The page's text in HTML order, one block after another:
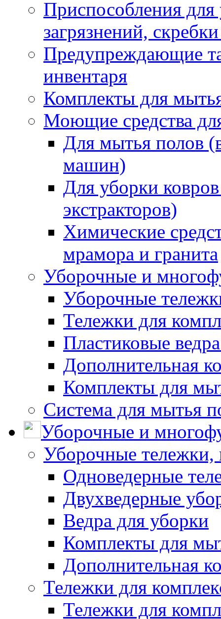
Приспособления
загрязнений,
Предупреждающие
инвентаря
Комплекты для
Моющие средства
Для мытья полов
машин)
Для уборки
экстракторов)
Химические
мрамора и гранита
Уборочные и
Уборочные
Тележки для
Пластиковые
Дополнительная
Комплекты для
Система для мытья
Уборочные и
Уборочные тележки,
Одноведерные
Двухведерные
Ведра для уборки
Комплекты для
Дополнительная
Тележки для
Тележки для